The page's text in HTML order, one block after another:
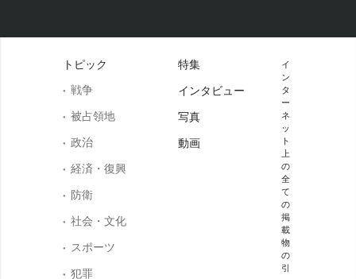
トピック
戦争
被占領地
政治
経済・復興
防衛
社会・文化
スポーツ
犯罪
特集
インタビュー
写真
動画
イ
ン
タ
ー
ネ
ッ
ト
上
の
全
て
の
掲
載
物
の
引